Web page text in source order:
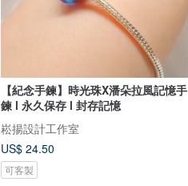
【紀念手鍊】時光珠X潘朵拉風記憶手
鍊 l 永久保存 l 封存記憶
崧揚設計工作室
US$ 24.50
可客製